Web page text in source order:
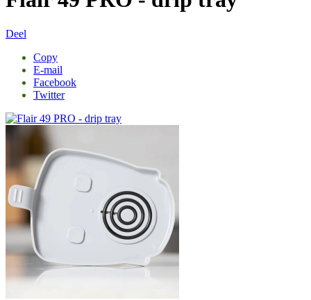
Deel
Copy
E-mail
Facebook
Twitter